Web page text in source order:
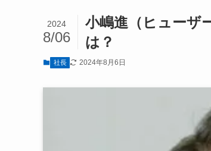
小嶋進（ヒューザ
は？
2024
8/06
社長 2024年8月6日